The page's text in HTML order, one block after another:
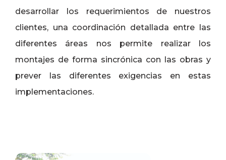
desarrollar los requerimientos de nuestros
clientes, una coordinación detallada entre las
diferentes áreas nos permite realizar los
montajes de forma sincrónica con las obras y
prever las diferentes exigencias en estas
implementaciones.